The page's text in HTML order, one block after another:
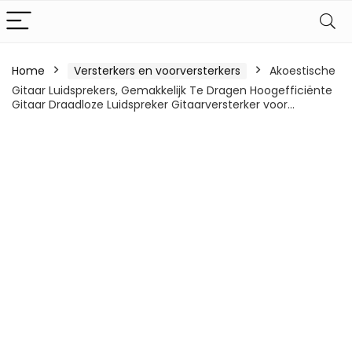
Home Versterkers en voorversterkers
Akoestische
Gitaar Luidsprekers, Gemakkelijk Te Dragen Hoogefficiënte
Gitaar Draadloze Luidspreker Gitaarversterker voor…